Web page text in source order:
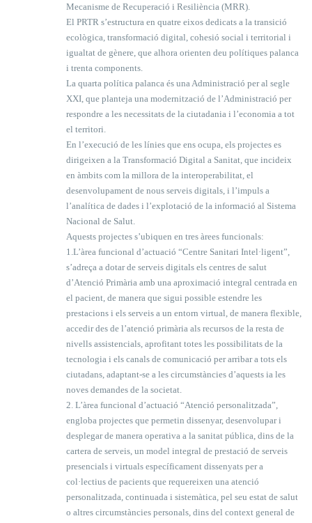
Mecanisme de Recuperació i Resiliència (MRR).
El PRTR s’estructura en quatre eixos dedicats a la transició
ecològica, transformació digital, cohesió social i territorial i
igualtat de gènere, que alhora orienten deu polítiques palanca
i trenta components.
La quarta política palanca és una Administració per al segle
XXI, que planteja una modernització de l’Administració per
respondre a les necessitats de la ciutadania i l’economia a tot
el territori.
En l’execució de les línies que ens ocupa, els projectes es
dirigeixen a la Transformació Digital a Sanitat, que incideix
en àmbits com la millora de la interoperabilitat, el
desenvolupament de nous serveis digitals, i l’impuls a
l’analítica de dades i l’explotació de la informació al Sistema
Nacional de Salut.
Aquests projectes s’ubiquen en tres àrees funcionals:
1.L’àrea funcional d’actuació “Centre Sanitari Intel·ligent”,
s’adreça a dotar de serveis digitals els centres de salut
d’Atenció Primària amb una aproximació integral centrada en
el pacient, de manera que sigui possible estendre les
prestacions i els serveis a un entorn virtual, de manera flexible,
accedir des de l’atenció primària als recursos de la resta de
nivells assistencials, aprofitant totes les possibilitats de la
tecnologia i els canals de comunicació per arribar a tots els
ciutadans, adaptant-se a les circumstàncies d’aquests ia les
noves demandes de la societat.
2. L’àrea funcional d’actuació “Atenció personalitzada”,
engloba projectes que permetin dissenyar, desenvolupar i
desplegar de manera operativa a la sanitat pública, dins de la
cartera de serveis, un model integral de prestació de serveis
presencials i virtuals específicament dissenyats per a
col·lectius de pacients que requereixen una atenció
personalitzada, continuada i sistemàtica, pel seu estat de salut
o altres circumstàncies personals, dins del context general de